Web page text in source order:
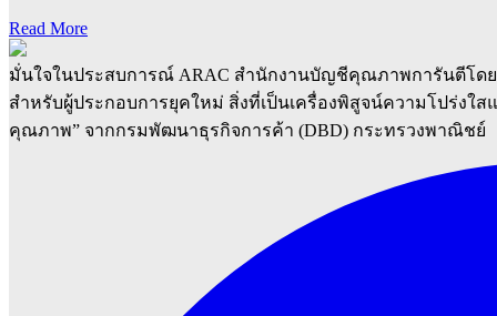
Read More
มั่นใจในประสบการณ์ ARAC สำนักงานบัญชีคุณภาพการันตีโด
สำหรับผู้ประกอบการยุคใหม่ สิ่งที่เป็นเครื่องพิสูจน์ความโปร่งใ
คุณภาพ” จากกรมพัฒนาธุรกิจการค้า (DBD) กระทรวงพาณิชย์